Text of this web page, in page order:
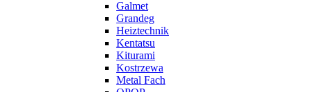
Galmet
Grandeg
Heiztechnik
Kentatsu
Kiturami
Kostrzewa
Metal Fach